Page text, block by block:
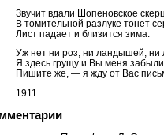
Звучит вдали Шопеновское
В томительной разлуке тонет
Лист падает и близится зима.
Уж нет ни роз, ни ландышей, ни
Я здесь грущу и Вы меня
Пишите же, — я жду от Вас
1911